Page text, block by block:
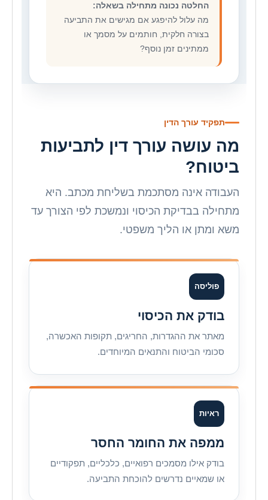
החלטה נכונה מתחילה בשאלה:
מה עלול להיפגע אם מגישים את התביעה
בצורה חלקית, חותמים על מסמך או
ממתינים זמן נוסף?
תפקיד עורך הדין
מה עושה עורך דין לתביעות
ביטוח?
העבודה אינה מסתכמת בשליחת מכתב. היא
מתחילה בבדיקת הכיסוי ונמשכת לפי הצורך עד
משא ומתן או הליך משפטי.
פוליסה
בודק את הכיסוי
מאתר את ההגדרות, החריגים, תקופות האכשרה,
סכומי הביטוח והתנאים המיוחדים.
ראיות
ממפה את החומר החסר
בודק אילו מסמכים רפואיים, כלכליים, תפקודיים
או שמאיים נדרשים להוכחת התביעה.